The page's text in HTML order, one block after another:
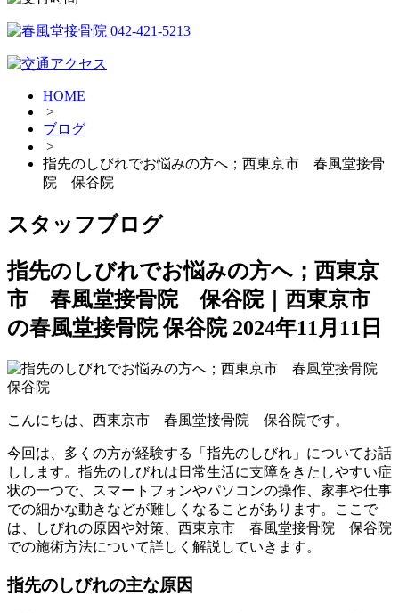
HOME
>
ブログ
>
指先のしびれでお悩みの方へ；西東京市 春風堂接骨
院 保谷院
スタッフブログ
指先のしびれでお悩みの方へ；西東京
市 春風堂接骨院 保谷院｜西東京市
の春風堂接骨院 保谷院 2024年11月11日
こんにちは、西東京市 春風堂接骨院 保谷院です。
今回は、多くの方が経験する「指先のしびれ」についてお話
しします。指先のしびれは日常生活に支障をきたしやすい症
状の一つで、スマートフォンやパソコンの操作、家事や仕事
での細かな動きなどが難しくなることがあります。ここで
は、しびれの原因や対策、西東京市 春風堂接骨院 保谷院
での施術方法について詳しく解説していきます。
指先のしびれの主な原因